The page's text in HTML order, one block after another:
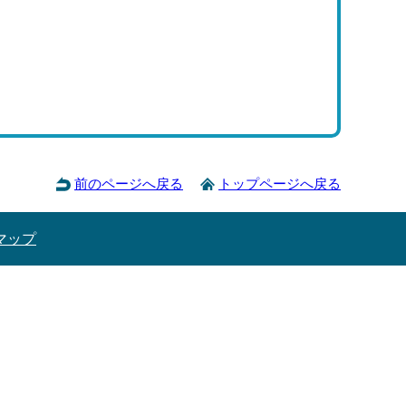
前のページへ戻る トップページへ戻る
ップ